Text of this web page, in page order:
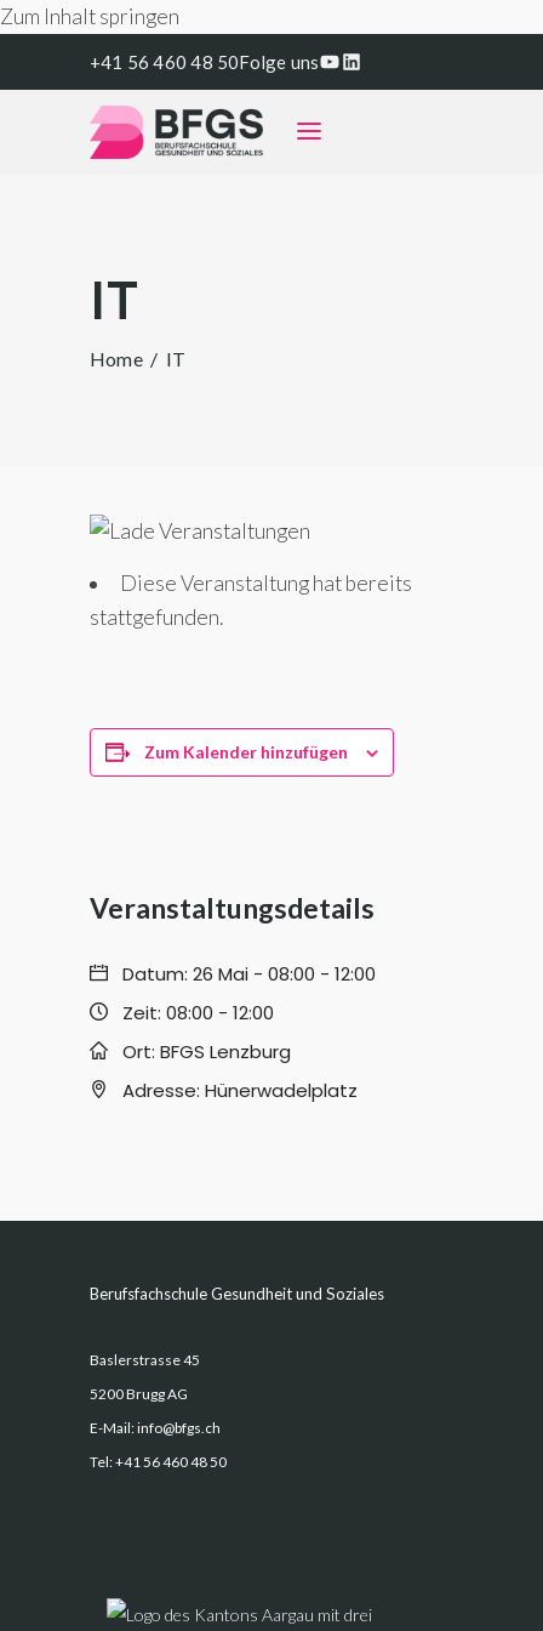
Zum Inhalt springen
+41 56 460 48 50Folge unsYouTube
LinkedIn
IT
Home/ IT
Diese Veranstaltung hat bereits
stattgefunden.
Zum Kalender hinzufügen
Veranstaltungsdetails
Datum: 26 Mai - 08:00 - 12:00
Zeit: 08:00 - 12:00
Ort: BFGS Lenzburg
Adresse: Hünerwadelplatz
Berufsfachschule Gesundheit und Soziales
Baslerstrasse 45
5200 Brugg AG
E-Mail:info@bfgs.ch
Tel:+41 56 460 48 50